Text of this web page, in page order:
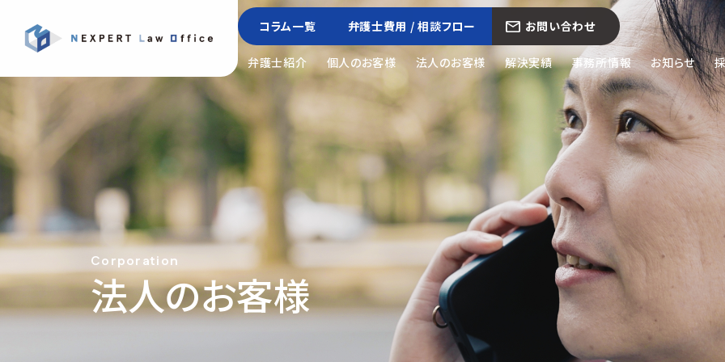
コラム一覧 弁護士費用 / 相談フロー お問い合わせ
弁護士紹介 個人のお客様 法人のお客様 解決実績 事務所情報 お知らせ
Corporation
法人のお客様